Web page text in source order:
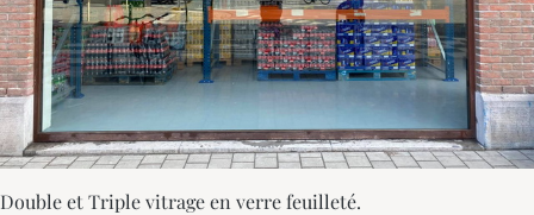
Double et Triple vitrage en verre feuilleté.